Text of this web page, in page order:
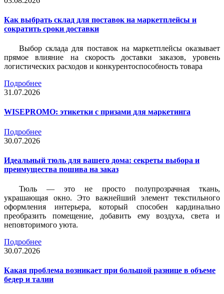
Как выбрать склад для поставок на маркетплейсы и
сократить сроки доставки
Выбор склада для поставок на маркетплейсы оказывает
прямое влияние на скорость доставки заказов, уровень
логистических расходов и конкурентоспособность товара
Подробнее
31.07.2026
WISEPROMO: этикетки с призами для маркетинга
Подробнее
30.07.2026
Идеальный тюль для вашего дома: секреты выбора и
преимущества пошива на заказ
Тюль — это не просто полупрозрачная ткань,
украшающая окно. Это важнейший элемент текстильного
оформления интерьера, который способен кардинально
преобразить помещение, добавить ему воздуха, света и
неповторимого уюта.
Подробнее
30.07.2026
Какая проблема возникает при большой разнице в объеме
бедер и талии